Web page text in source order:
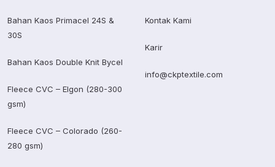
Bahan Kaos Primacel 24S &
30S
Bahan Kaos Double Knit Bycel
Fleece CVC – Elgon (280-300
gsm)
Fleece CVC – Colorado (260-
280 gsm)
Kontak Kami
Karir
info@ckptextile.com